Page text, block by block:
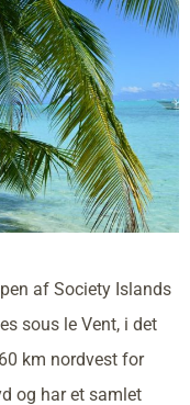
af Society Islands
sous le Vent, i det
km nordvest for
og har et samlet